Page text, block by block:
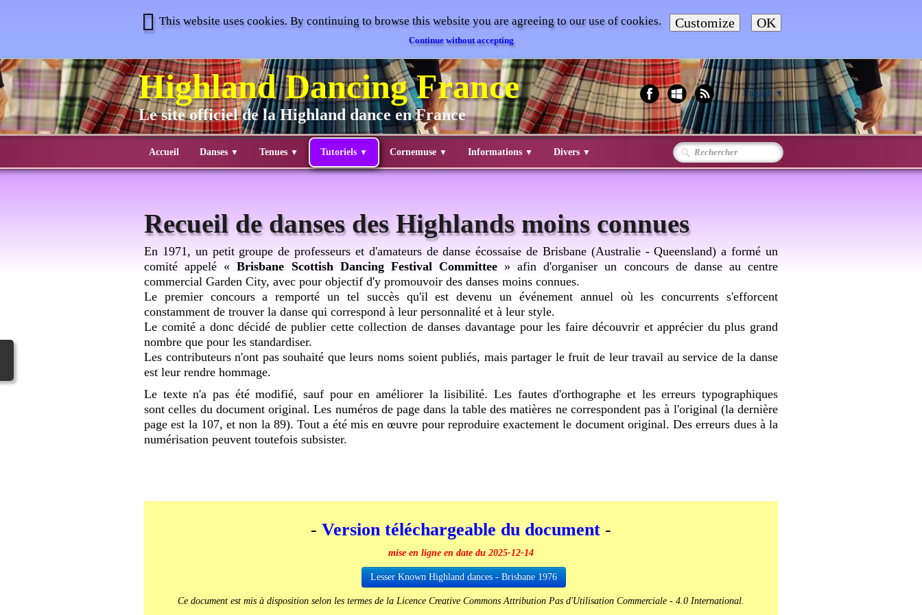
This website uses cookies. By continuing to browse this website you are agreeing to our use of cookies. Customize OK
Continue without accepting
Highland Dancing France
Le site officiel de la Highland dance en France
English ▼
Accueil Danses ▼ Tenues ▼ Tutoriels ▼ Cornemuse ▼ Informations ▼ Divers ▼
Recueil de danses des Highlands moins connues
En 1971, un petit groupe de professeurs et d'amateurs de danse écossaise de Brisbane (Australie - Queensland) a formé un
comité appelé «Brisbane Scottish Dancing Festival Committee» afin d'organiser un concours de danse au centre
commercial Garden City, avec pour objectif d'y promouvoir des danses moins connues.
Le premier concours a remporté un tel succès qu'il est devenu un événement annuel où les concurrents s'efforcent
constamment de trouver la danse qui correspond à leur personnalité et à leur style.
Le comité a donc décidé de publier cette collection de danses davantage pour les faire découvrir et apprécier du plus grand
nombre que pour les standardiser.
Les contributeurs n'ont pas souhaité que leurs noms soient publiés, mais partager le fruit de leur travail au service de la danse
est leur rendre hommage.
Le texte n'a pas été modifié, sauf pour en améliorer la lisibilité. Les fautes d'orthographe et les erreurs typographiques
sont celles du document original. Les numéros de page dans la table des matières ne correspondent pas à l'original (la dernière
page est la 107, et non la 89). Tout a été mis en œuvre pour reproduire exactement le document original. Des erreurs dues à la
numérisation peuvent toutefois subsister.
- Version téléchargeable du document -
mise en ligne en date du 2025-12-14
Lesser Known Highland dances - Brisbane 1976
Ce document est mis à disposition selon les termes de la Licence Creative Commons Attribution Pas d'Utilisation Commerciale - 4.0 International.